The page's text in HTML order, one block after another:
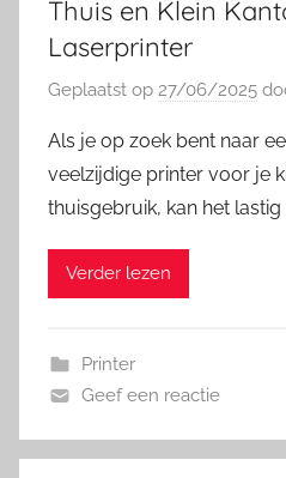
Thuis en Klein
Laserprinter
Geplaatst op 27/06/2025
Als je op zoek bent naar
veelzijdige printer voor je
thuisgebruik, kan het lastig
Verder lezen
Printer
Geef een reactie